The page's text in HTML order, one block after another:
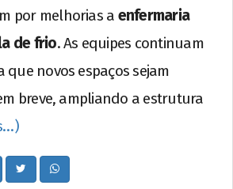
por melhorias a enfermaria
de frio. As equipes continuam
novos espaços sejam
breve, ampliando a estrutura